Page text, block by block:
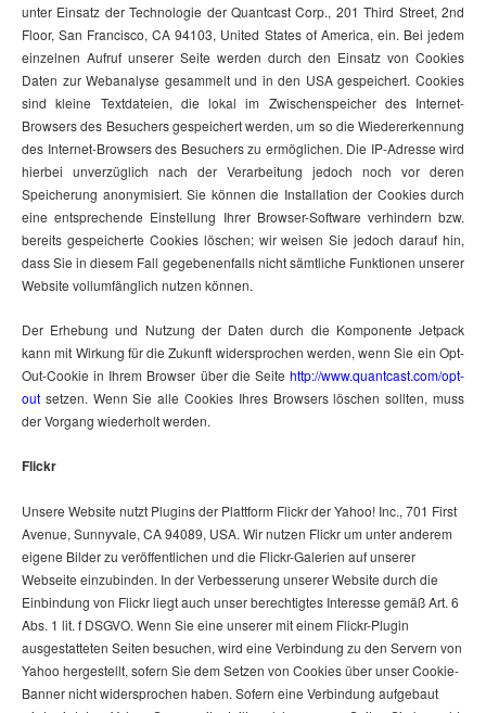
unter Einsatz der Technologie der Quantcast Corp., 201 Third Street, 2nd
Floor, San Francisco, CA 94103, United States of America, ein. Bei jedem
einzelnen Aufruf unserer Seite werden durch den Einsatz von Cookies
Daten zur Webanalyse gesammelt und in den USA gespeichert. Cookies
sind kleine Textdateien, die lokal im Zwischenspeicher des Internet-
Browsers des Besuchers gespeichert werden, um so die Wiedererkennung
des Internet-Browsers des Besuchers zu ermöglichen. Die IP-Adresse wird
hierbei unverzüglich nach der Verarbeitung jedoch noch vor deren
Speicherung anonymisiert. Sie können die Installation der Cookies durch
eine entsprechende Einstellung Ihrer Browser-Software verhindern bzw.
bereits gespeicherte Cookies löschen; wir weisen Sie jedoch darauf hin,
dass Sie in diesem Fall gegebenenfalls nicht sämtliche Funktionen unserer
Website vollumfänglich nutzen können.
Der Erhebung und Nutzung der Daten durch die Komponente Jetpack
kann mit Wirkung für die Zukunft widersprochen werden, wenn Sie ein Opt-
Out-Cookie in Ihrem Browser über die Seite http://www.quantcast.com/opt-
out setzen. Wenn Sie alle Cookies Ihres Browsers löschen sollten, muss
der Vorgang wiederholt werden.
Flickr
Unsere Website nutzt Plugins der Plattform Flickr der Yahoo! Inc., 701 First
Avenue, Sunnyvale, CA 94089, USA. Wir nutzen Flickr um unter anderem
eigene Bilder zu veröffentlichen und die Flickr-Galerien auf unserer
Webseite einzubinden. In der Verbesserung unserer Website durch die
Einbindung von Flickr liegt auch unser berechtigtes Interesse gemäß Art. 6
Abs. 1 lit. f DSGVO. Wenn Sie eine unserer mit einem Flickr-Plugin
ausgestatteten Seiten besuchen, wird eine Verbindung zu den Servern von
Yahoo hergestellt, sofern Sie dem Setzen von Cookies über unser Cookie-
Banner nicht widersprochen haben. Sofern eine Verbindung aufgebaut